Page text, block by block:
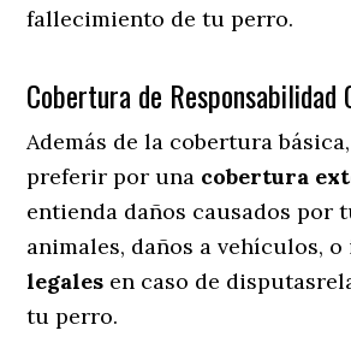
fallecimiento de tu perro.
Cobertura de Responsabilidad
Además de la cobertura
preferir por una cobertura
entienda daños causados por
animales, daños a vehículos,
legales en caso de
tu perro.